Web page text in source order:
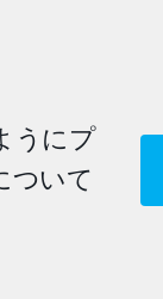
うにプ
ついて